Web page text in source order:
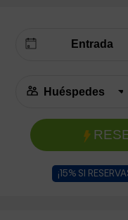
¡15% SI